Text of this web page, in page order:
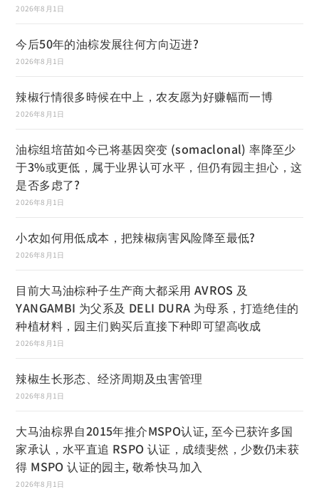
2026年8月1日
今后50年的油棕发展往何方向迈进?
2026年8月1日
辣椒行情很多時候在中上，农友愿为好赚幅而一博
2026年8月1日
油棕组培苗如今已将基因突变 (somaclonal) 率降至少
于3%或更低，属于业界认可水平，但仍有园主担心，这
是否多虑了?
2026年8月1日
小农如何用低成本，把辣椒病害风险降至最低?
2026年8月1日
目前大马油棕种子生产商大都采用 AVROS 及
YANGAMBI 为父系及 DELI DURA 为母系，打造绝佳的
种植材料，园主们购买后直接下种即可望高收成
2026年8月1日
辣椒生长形态、经济周期及虫害管理
2026年8月1日
大马油棕界自2015年推介MSPO认证, 至今已获许多国
家承认，水平直追 RSPO 认证，成绩斐然，少数仍未获
得 MSPO 认证的园主, 敬希快马加入
2026年8月1日